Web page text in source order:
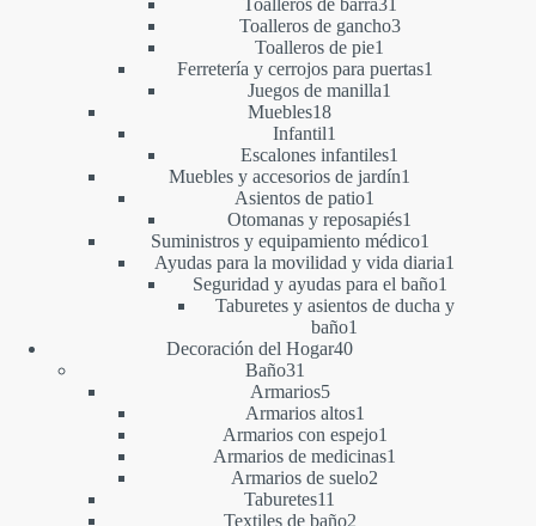
Toalleros de barra31
productos
Toalleros de gancho33
Toalleros de pie1
producto
Ferretería y cerrojos para puertas1
Juegos de manilla1
Muebles1818
productos
Infantil1
producto
Escalones infantiles1
producto
Muebles y accesorios de jardín1
Asientos de patio1
producto
Otomanas y reposapiés1
producto
Suministros y equipamiento médico1
producto
Ayudas para la movilidad y vida diaria1
Seguridad y ayudas para el baño1
producto
Taburetes y asientos de ducha y
baño1
Decoración del Hogar4040
Baño31
productos
Armarios55
productos
Armarios altos1
producto
Armarios con espejo1
producto
Armarios de medicinas1
Armarios de suelo2
Taburetes11
productos
Textiles de baño22